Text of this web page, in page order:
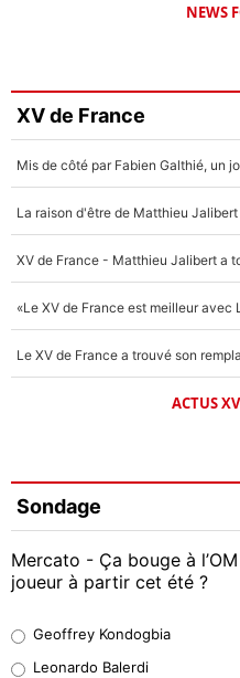
NEWS
XV de France
ACTUS
Sondage
Mercato - Ça bouge à
joueur à partir cet été ?
38%
Geoffrey Kondogbia
Leonardo Balerdi